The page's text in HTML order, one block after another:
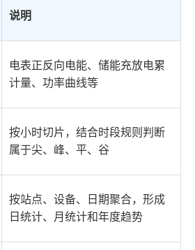
说明
电表正反向电能、储能充放电累
计量、功率曲线等
按小时切片，结合时段规则判断
属于尖、峰、平、谷
按站点、设备、日期聚合，形成
日统计、月统计和年度趋势